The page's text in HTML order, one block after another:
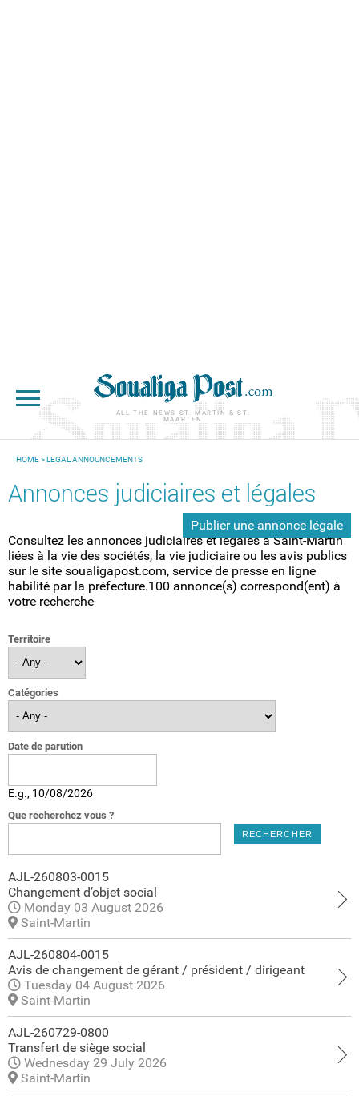
ALL THE NEWS ST. MARTIN & ST.
MAARTEN
HOME> LEGAL ANNOUNCEMENTS
Annonces judiciaires et légales
Publier une annonce légale
Consultez les annonces judiciaires et légales à Saint-Martin
liées à la vie des sociétés, la vie judiciaire ou les avis publics
sur le site soualigapost.com, service de presse en ligne
habilité par la préfecture.100 annonce(s) correspond(ent) à
votre recherche
Territoire
Catégories
Date de parution
E.g., 10/08/2026
Que recherchez vous ?
AJL-260803-0015
Changement d’objet social
Monday 03 August 2026
Saint-Martin
AJL-260804-0015
Avis de changement de gérant / président / dirigeant
Tuesday 04 August 2026
Saint-Martin
AJL-260729-0800
Transfert de siège social
Wednesday 29 July 2026
Saint-Martin